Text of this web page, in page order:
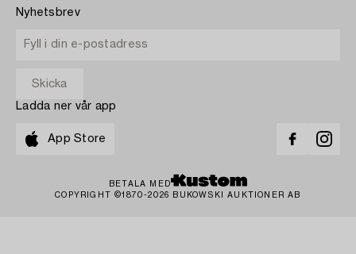
Nyhetsbrev
Ladda ner vår app
App Store
BETALA MED
COPYRIGHT ©1870-2026 BUKOWSKI AUKTIONER AB